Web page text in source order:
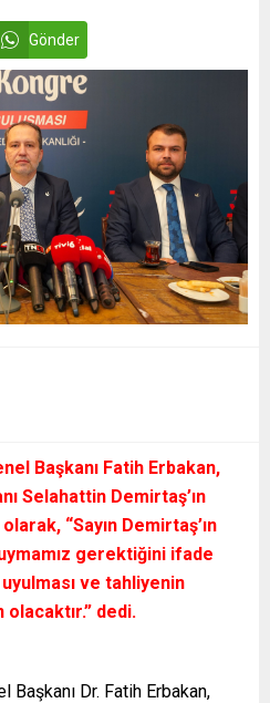
Gönder
Başkanı Fatih Erbakan,
Selahattin Demirtaş’ın
“Sayın Demirtaş’ın
gerektiğini ifade
ve tahliyenin
dedi.
Başkanı Dr. Fatih Erbakan,